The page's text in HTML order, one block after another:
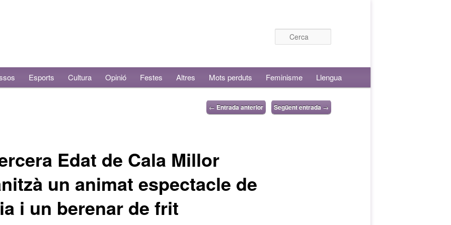
Esports Cultura Opinió Festes Altres Mots perduts Feminisme Llengua
← Entrada anterior Següent entrada →
Edat de Cala Millor
un animat espectacle de
i un berenar de frit